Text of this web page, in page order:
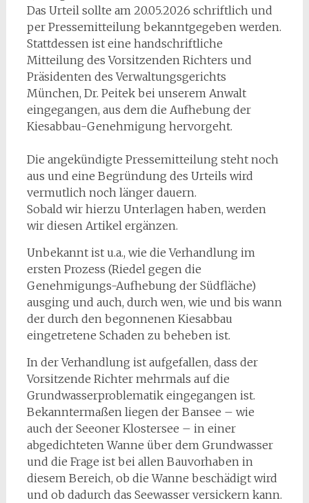
Das Urteil sollte am 20.05.2026 schriftlich und
per Pressemitteilung bekanntgegeben werden.
Stattdessen ist eine handschriftliche
Mitteilung des Vorsitzenden Richters und
Präsidenten des Verwaltungsgerichts
München, Dr. Peitek bei unserem Anwalt
eingegangen, aus dem die Aufhebung der
Kiesabbau-Genehmigung hervorgeht.
Die angekündigte Pressemitteilung steht noch
aus und eine Begründung des Urteils wird
vermutlich noch länger dauern.
Sobald wir hierzu Unterlagen haben, werden
wir diesen Artikel ergänzen.
Unbekannt ist u.a., wie die Verhandlung im
ersten Prozess (Riedel gegen die
Genehmigungs-Aufhebung der Südfläche)
ausging und auch, durch wen, wie und bis wann
der durch den begonnenen Kiesabbau
eingetretene Schaden zu beheben ist.
In der Verhandlung ist aufgefallen, dass der
Vorsitzende Richter mehrmals auf die
Grundwasserproblematik eingegangen ist.
Bekanntermaßen liegen der Bansee – wie
auch der Seeoner Klostersee – in einer
abgedichteten Wanne über dem Grundwasser
und die Frage ist bei allen Bauvorhaben in
diesem Bereich, ob die Wanne beschädigt wird
und ob dadurch das Seewasser versickern kann.